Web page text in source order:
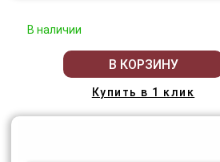
В наличии
В КОРЗИНУ
Купить в 1 клик